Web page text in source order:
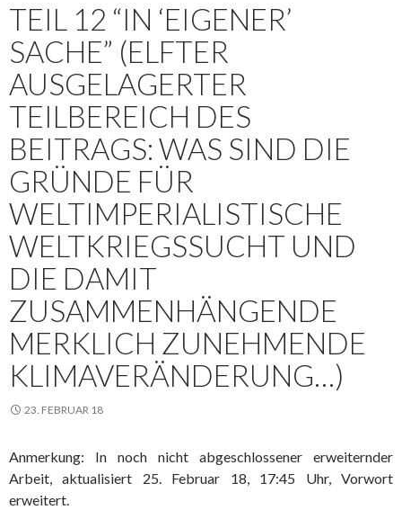
TEIL 12 “IN ‘EIGENER’
SACHE” (ELFTER
AUSGELAGERTER
TEILBEREICH DES
BEITRAGS: WAS SIND DIE
GRÜNDE FÜR
WELTIMPERIALISTISCHE
WELTKRIEGSSUCHT UND
DIE DAMIT
ZUSAMMENHÄNGENDE
MERKLICH ZUNEHMENDE
KLIMAVERÄNDERUNG…)
23. FEBRUAR 18
Anmerkung: In noch nicht abgeschlossener erweiternder
Arbeit, aktualisiert 25. Februar 18, 17:45 Uhr, Vorwort
erweitert.